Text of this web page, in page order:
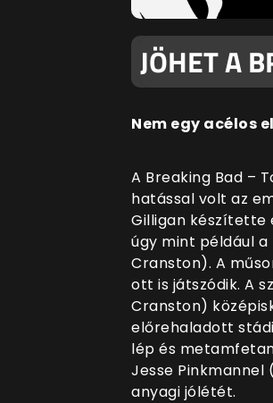
JÖHET A
Nem egy acélos
A Breaking Bad –
hatással volt az
Gilligan készítette
úgy mint például
Cranston). A
ott is játszódik. A
Cranston)
előrehaladott
lép és
Jesse
anyagi jólétét.